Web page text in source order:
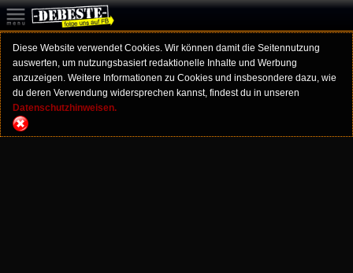
Diese Website verwendet Cookies. Wir können damit die Seitennutzung
auswerten, um nutzungsbasiert redaktionelle Inhalte und Werbung
anzuzeigen. Weitere Informationen zu Cookies und insbesondere dazu, wie
du deren Verwendung widersprechen kannst, findest du in unseren
Datenschutzhinweisen.